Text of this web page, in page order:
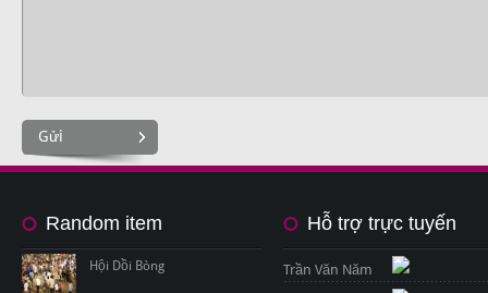
Gửi
Random item
Hội Dồi Bòng
Hỗ trợ trực tuyến
Trần Văn Năm